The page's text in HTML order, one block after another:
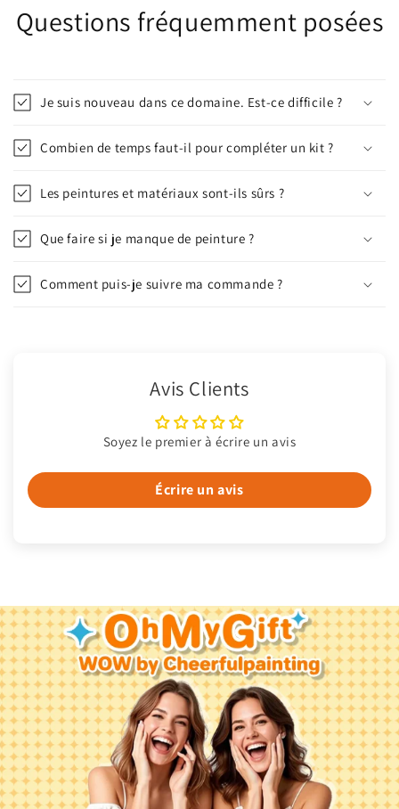
Questions fréquemment posées
Je suis nouveau dans ce domaine. Est-ce difficile ?
Combien de temps faut-il pour compléter un kit ?
Les peintures et matériaux sont-ils sûrs ?
Que faire si je manque de peinture ?
Comment puis-je suivre ma commande ?
Avis Clients
Soyez le premier à écrire un avis
Écrire un avis